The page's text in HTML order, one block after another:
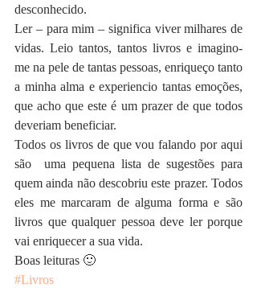
desconhecido.
Ler – para mim – significa viver milhares de
vidas. Leio tantos, tantos livros e imagino-
me na pele de tantas pessoas, enriqueço tanto
a minha alma e experiencio tantas emoções,
que acho que este é um prazer de que todos
deveriam beneficiar.
Todos os livros de que vou falando por aqui
são  uma pequena lista de sugestões para
quem ainda não descobriu este prazer. Todos
eles me marcaram de alguma forma e são
livros que qualquer pessoa deve ler porque
vai enriquecer a sua vida.
Boas leituras 🙂
#Livros